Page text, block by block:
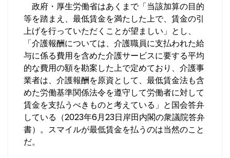
政府・厚生労働省はあくまで「当該加算の目的
等を踏まえ、最低賃金を満たした上で、賃金の引
上げを行っていただくことが望ましい」とし、
「介護報酬については、介護職員に支払われた給
与に係る費用を含めた介護サービスに要する平均
的な費用の額を勘案した上で定めており、介護事
業者は、介護報酬を原資として、最低賃金法も含
めた労働基準関係法令を遵守して労働者に対して
賃金を支払うべきものと考えている」と国会答弁
している（2023年6月23日岸田内閣の衆議院答弁
書）。スマイルが最低賃金を払うのは当然のこと
だ。